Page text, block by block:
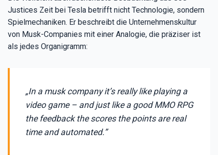
Justices Zeit bei Tesla betrifft nicht Technologie, sondern
Spielmechaniken. Er beschreibt die Unternehmenskultur
von Musk-Companies mit einer Analogie, die präziser ist
als jedes Organigramm:
„In a musk company it’s really like playing a
video game – and just like a good MMO RPG
the feedback the scores the points are real
time and automated.”